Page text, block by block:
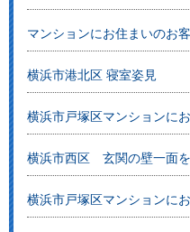
マンションにお住まいのお
横浜市港北区 寝室姿見
横浜市戸塚区マンションに
横浜市西区 玄関の壁一面
横浜市戸塚区マンションに